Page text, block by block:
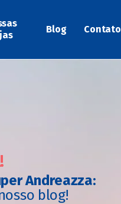
Blog Contato
Andreazza:
blog!